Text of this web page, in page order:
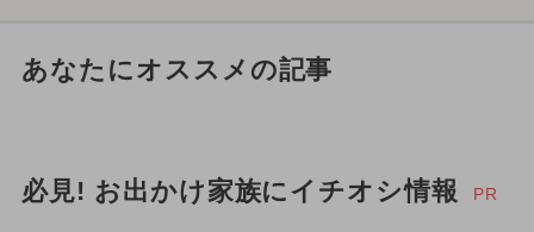
あなたにオススメの記事
必見! お出かけ家族にイチオシ情報 PR